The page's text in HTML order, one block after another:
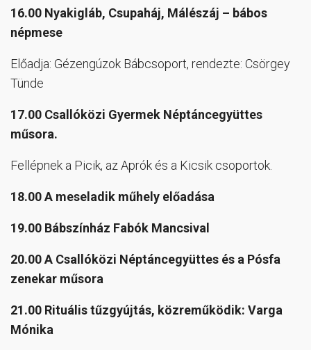
16.00 Nyakigláb, Csupaháj, Málészáj – bábos
népmese
Előadja: Gézengúzok Bábcsoport, rendezte: Csörgey
Tünde
17.00 Csallóközi Gyermek Néptáncegyüttes
műsora.
Fellépnek a Picik, az Aprók és a Kicsik csoportok.
18.00 A meseladik műhely előadása
19.00 Bábszínház Fabók Mancsival
20.00 A Csallóközi Néptáncegyüttes és a Pósfa
zenekar műsora
21.00 Rituális tűzgyújtás, közreműködik: Varga
Mónika